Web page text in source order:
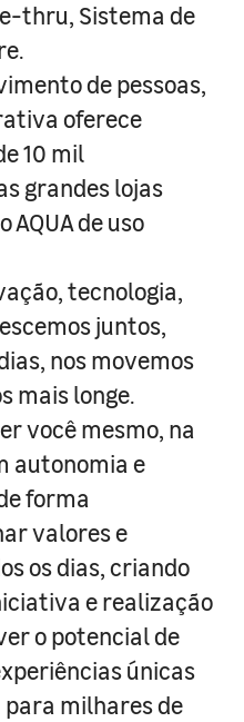
thru, Sistema de
de pessoas,
oferece
10 mil
grandes lojas
de uso
tecnologia,
juntos,
nos movemos
mais longe.
você mesmo, na
autonomia e
forma
valores e
os dias, criando
e realização
o potencial de
únicas
milhares de